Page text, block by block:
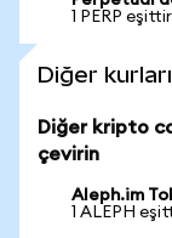
1 PERP
Diğer
Diğer kripto
çevirin
Aleph.im
1 ALEPH